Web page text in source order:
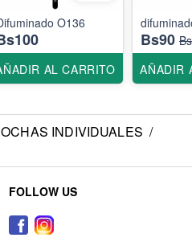
O136
AL CARRITO
Bs90
AÑADIR
INDIVIDUALES /
FOLLOW US